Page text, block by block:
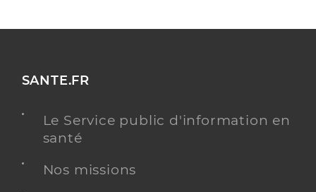
SANTE.FR
Le Service public d'information en
santé
Nos missions